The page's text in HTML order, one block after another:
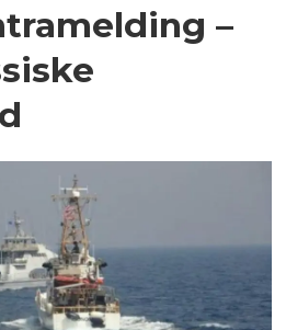
–